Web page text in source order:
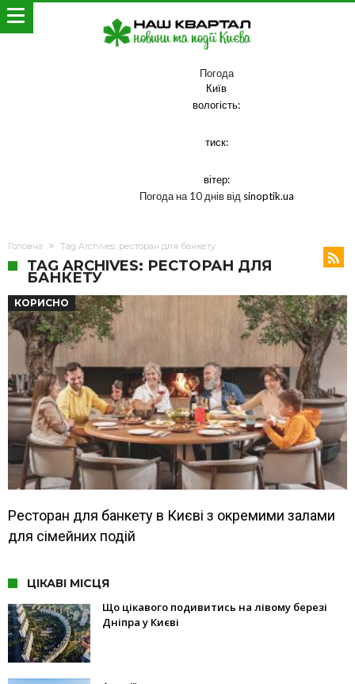
Погода
Київ
вологість:
тиск:
вітер:
Погода на 10 днів від sinoptik.ua
Головна Tag Archives: ресторан для банкету
TAG ARCHIVES: РЕСТОРАН ДЛЯ
БАНКЕТУ
КОРИСНО
Ресторан для банкету в Києві з окремими залами
для сімейних подій
ЦІКАВІ МІСЦЯ
Що цікавого подивитись на лівому березі
Дніпра у Києві